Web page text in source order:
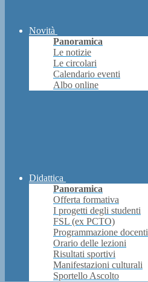
Novità
Panoramica
Le notizie
Le circolari
Calendario eventi
Albo online
Didattica
Panoramica
Offerta formativa
I progetti degli studenti
FSL (ex PCTO)
Programmazione docenti
Orario delle lezioni
Risultati sportivi
Manifestazioni culturali
Sportello Ascolto